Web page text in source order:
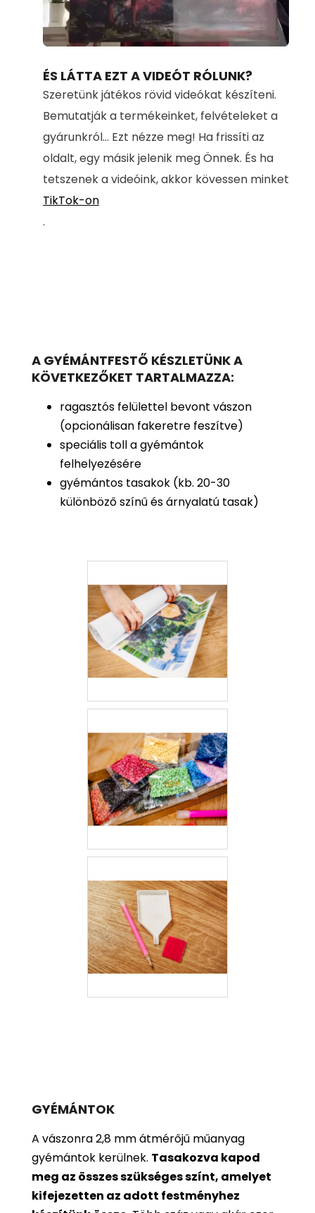
Unmute Loaded
100.00%
ÉS LÁTTA EZT A VIDEÓT RÓLUNK?
Szeretünk játékos rövid videókat készíteni.
Bemutatják a termékeinket, felvételeket a
gyárunkról... Ezt nézze meg! Ha frissíti az
oldalt, egy másik jelenik meg Önnek. És ha
tetszenek a videóink, akkor kövessen minket
TikTok-on
.
A GYÉMÁNTFESTŐ KÉSZLETÜNK A
KÖVETKEZŐKET TARTALMAZZA:
ragasztós felülettel bevont vászon
(opcionálisan fakeretre feszítve)
speciális toll a gyémántok
felhelyezésére
gyémántos tasakok (kb. 20-30
különböző színű és árnyalatú tasak)
GYÉMÁNTOK
A vászonra 2,8 mm átmérőjű műanyag
gyémántok kerülnek. Tasakozva kapod
meg az összes szükséges színt, amelyet
kifejezetten az adott festményhez